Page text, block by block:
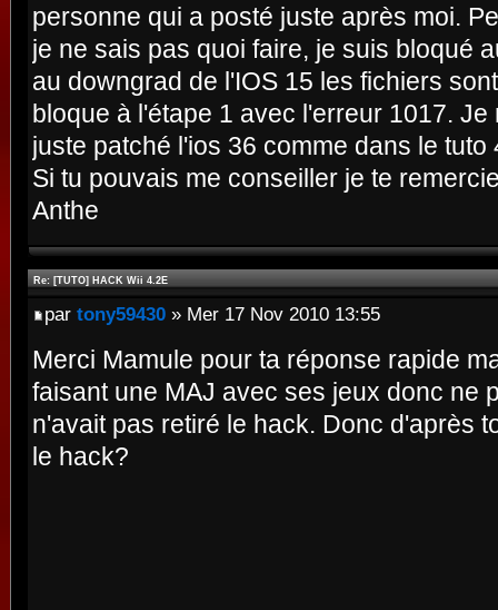
personne qui a posté juste après moi.
je ne sais pas quoi faire, je suis bloqué
au downgrad de l'IOS 15 les fichiers
bloque à l'étape 1 avec l'erreur 1017.
juste patché l'ios 36 comme dans le tuto
Si tu pouvais me conseiller je te
Anthe
Re: [TUTO] HACK Wii 4.2E
par tony59430 » Mer 17 Nov 2010 13:55
Merci Mamule pour ta réponse rapide
faisant une MAJ avec ses jeux donc ne
n'avait pas retiré le hack. Donc d'après
le hack?